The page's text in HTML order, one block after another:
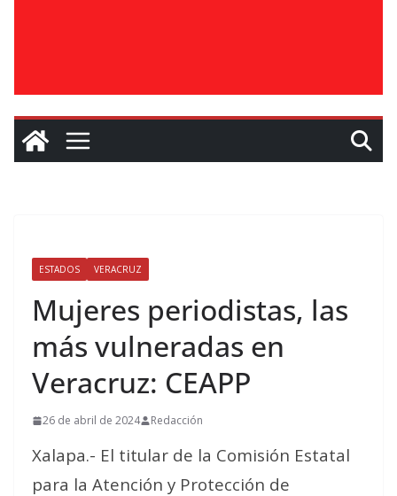
ESTADOS VERACRUZ
Mujeres periodistas, las
más vulneradas en
Veracruz: CEAPP
26 de abril de 2024 Redacción
Xalapa.- El titular de la Comisión Estatal
para la Atención y Protección de